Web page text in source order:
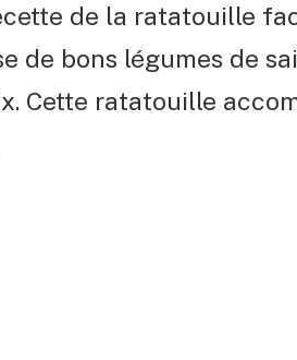
de la ratatouille
de bons légumes de
Cette ratatouille